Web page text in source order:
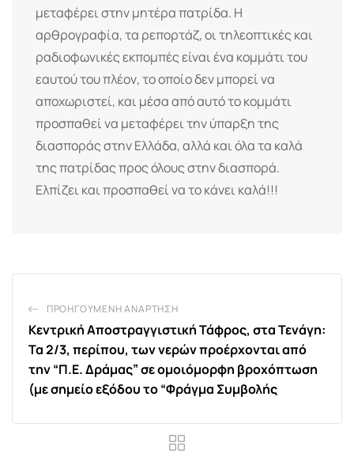
μεταφέρει στην μητέρα πατρίδα. Η
αρθρογραφία, τα ρεπορτάζ, οι τηλεοπτικές και
ραδιοφωνικές εκπομπές είναι ένα κομμάτι του
εαυτού του πλέον, το οποίο δεν μπορεί να
αποχωριστεί, και μέσα από αυτό το κομμάτι
προσπαθεί να μεταφέρει την ύπαρξη της
διασποράς στην Ελλάδα, αλλά και όλα τα καλά
της πατρίδας προς όλους στην διασπορά.
Ελπίζει και προσπαθεί να το κάνει καλά!!!
ΠΡΟΗΓΟΎΜΕΝΗ ΑΝΆΡΤΗΣΗ
Κεντρική Αποστραγγιστική Τάφρος, στα Τενάγη:
Τα 2/3, περίπου, των νερών προέρχονται από
την “Π.Ε. Δράμας” σε ομοιόμορφη βροχόπτωση
(με σημείο εξόδου το “Φράγμα Συμβολής